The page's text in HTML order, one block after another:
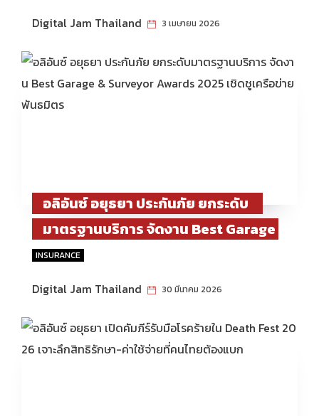
Digital Jam Thailand 3 เมษายน 2026
อลิอันซ์ อยุธยา ประกันภัย ยกระดับ
มาตรฐานบริการ จัดงาน Best Garage
& Surveyor Awards 2025 เชิดชูเครือ
ข่ายพันธมิตร
INSURANCE
Digital Jam Thailand 30 มีนาคม 2026